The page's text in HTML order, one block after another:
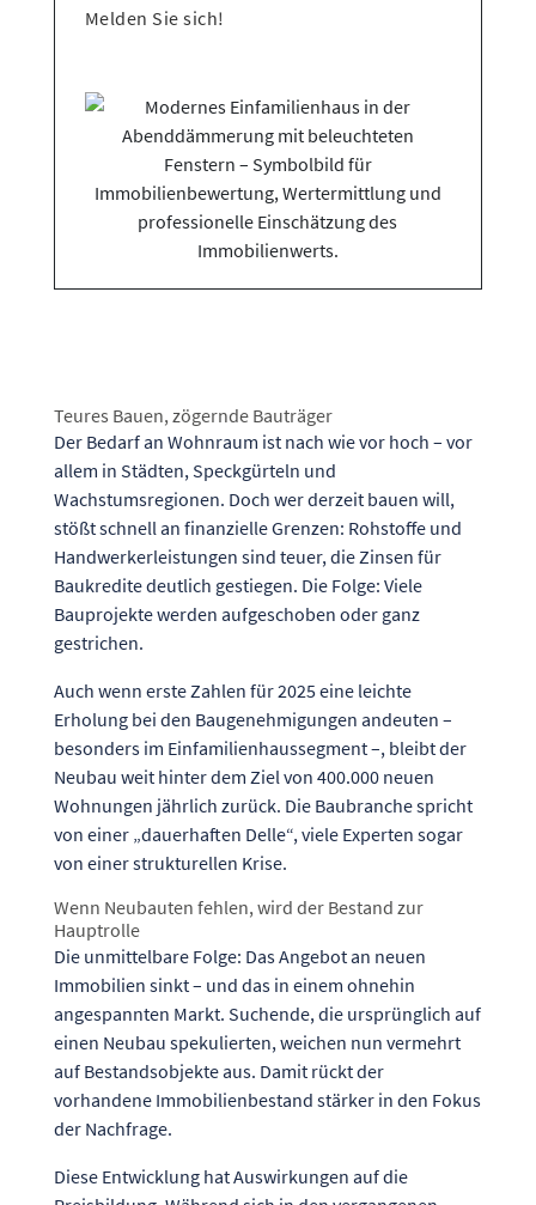
Melden Sie sich!
Teures Bauen, zögernde Bauträger
Der Bedarf an Wohnraum ist nach wie vor hoch – vor
allem in Städten, Speckgürteln und
Wachstumsregionen. Doch wer derzeit bauen will,
stößt schnell an finanzielle Grenzen: Rohstoffe und
Handwerkerleistungen sind teuer, die Zinsen für
Baukredite deutlich gestiegen. Die Folge: Viele
Bauprojekte werden aufgeschoben oder ganz
gestrichen.
Auch wenn erste Zahlen für 2025 eine leichte
Erholung bei den Baugenehmigungen andeuten –
besonders im Einfamilienhaussegment –, bleibt der
Neubau weit hinter dem Ziel von 400.000 neuen
Wohnungen jährlich zurück. Die Baubranche spricht
von einer „dauerhaften Delle“, viele Experten sogar
von einer strukturellen Krise.
Wenn Neubauten fehlen, wird der Bestand zur
Hauptrolle
Die unmittelbare Folge: Das Angebot an neuen
Immobilien sinkt – und das in einem ohnehin
angespannten Markt. Suchende, die ursprünglich auf
einen Neubau spekulierten, weichen nun vermehrt
auf Bestandsobjekte aus. Damit rückt der
vorhandene Immobilienbestand stärker in den Fokus
der Nachfrage.
Diese Entwicklung hat Auswirkungen auf die